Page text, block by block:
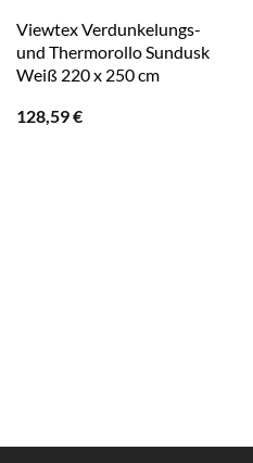
Viewtex Verdunkelungs-
und Thermorollo Sundusk
Weiß 220 x 250 cm
128,59€